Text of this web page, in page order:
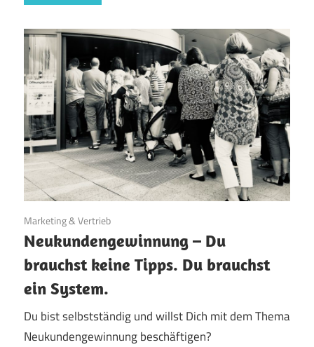
8. April 2022
Marketing & Vertrieb
Neukundengewinnung – Du
brauchst keine Tipps. Du brauchst
ein System.
Du bist selbstständig und willst Dich mit dem Thema
Neukundengewinnung beschäftigen?